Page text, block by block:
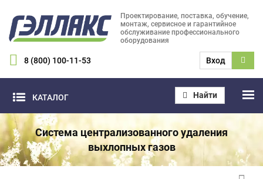
Проектирование, поставка, обучение,
монтаж, сервисное и гарантийное
обслуживание профессионального
оборудования
8 (800) 100-11-53 Вход
КАТАЛОГ Найти
Система централизованного удаления
выхлопных газов